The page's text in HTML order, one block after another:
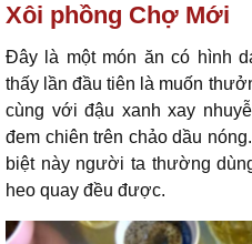
Xôi phồng Chợ Mới
Đây là một món ăn có hình
thấy lần đầu tiên là muốn
cùng với đậu xanh xay
đem chiên trên chảo dầu
biệt này người ta thường
heo quay đều được.